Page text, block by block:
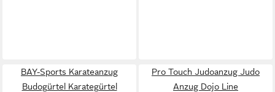
BAY-Sports Karateanzug
Budogürtel Karategürtel
Pro Touch Judoanzug Judo
Anzug Dojo Line